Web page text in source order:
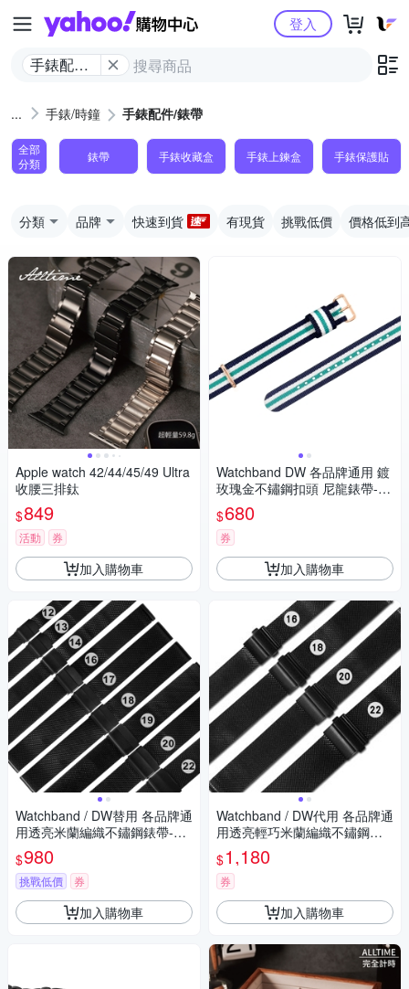
Yahoo購物中心
手錶配件/
登入
手錶/時鐘 手錶配件/錶帶
全部
分類
錶帶 手錶收藏盒 手錶上鍊盒 手錶保護貼
分類 品牌 快速到貨 有現貨 挑戰低價 價格低到
Apple watch 42/44/45/49 Ultra
收腰三排鈦
$849
活動 券
加入購物車
Watchband / DW替用 各品牌通
用透亮米蘭編織不鏽鋼錶帶-黑
色
$980
挑戰低價 券
加入購物車
Watchband DW 各品牌通用 鍍
玫瑰金不鏽鋼扣頭 尼龍錶帶-藍
x白x綠
$680
券
加入購物車
Watchband / DW代用 各品牌通
用透亮輕巧米蘭編織不鏽鋼錶
帶 黑色
$1,180
券
加入購物車